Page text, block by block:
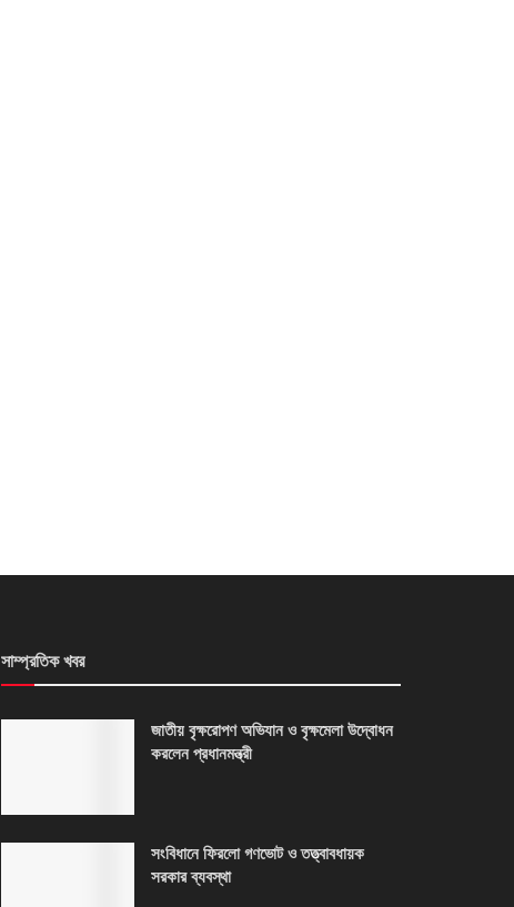
সাম্প্রতিক খবর
জাতীয় বৃক্ষরোপণ অভিযান ও বৃক্ষমেলা উদ্বোধন
করলেন প্রধানমন্ত্রী
সংবিধানে ফিরলো গণভোট ও তত্ত্বাবধায়ক
সরকার ব্যবস্থা